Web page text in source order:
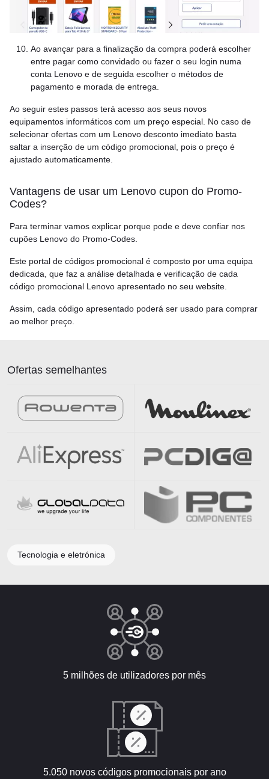
Ao avançar para a finalização da compra poderá escolher
entre pagar como convidado ou fazer o seu login numa
conta Lenovo e de seguida escolher o métodos de
pagamento e morada de entrega.
Ao seguir estes passos terá acesso aos seus novos
equipamentos informáticos com um preço especial. No caso de
selecionar ofertas com um Lenovo desconto imediato basta
saltar a inserção de um código promocional, pois o preço é
ajustado automaticamente.
Vantagens de usar um Lenovo cupon do Promo-
Codes?
Para terminar vamos explicar porque pode e deve confiar nos
cupões Lenovo do Promo-Codes.
Este portal de códigos promocional é composto por uma equipa
dedicada, que faz a análise detalhada e verificação de cada
código promocional Lenovo apresentado no seu website.
Assim, cada código apresentado poderá ser usado para comprar
ao melhor preço.
Ofertas semelhantes
Tecnologia e eletrónica
5 milhões de utilizadores por mês
5.050 novos códigos promocionais por ano